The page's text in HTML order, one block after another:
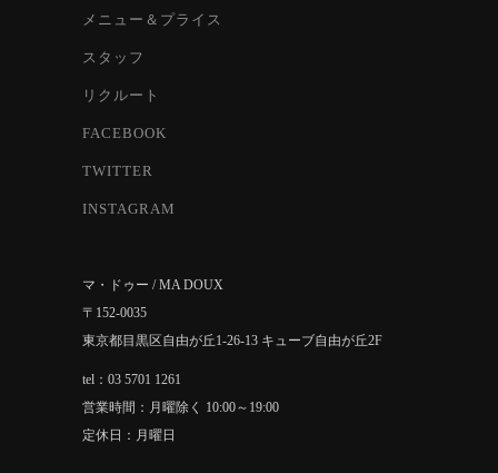
メニュー＆プライス
スタッフ
リクルート
FACEBOOK
TWITTER
INSTAGRAM
マ・ドゥー / MA DOUX
〒152-0035
東京都目黒区自由が丘1-26-13 キューブ自由が丘2F
tel：03 5701 1261
営業時間：月曜除く 10:00～19:00
定休日：月曜日